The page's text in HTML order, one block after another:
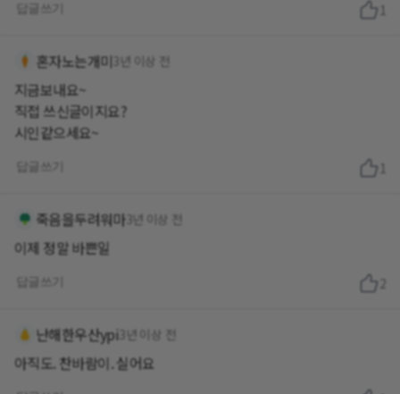
1
혼자노는개미 3년 이상 전
지금보내요~
직접 쓰신글이지요?
시인같으세요~
1
죽음을두려워마 3년 이상 전
이제 정말 바쁜일
2
난해한우산ypi 3년 이상 전
아직도. 찬바람이. 실어요